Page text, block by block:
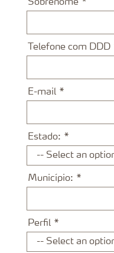
Sobrenome
Telefone com DDD
E-mail
Estado:
Município:
Perfil